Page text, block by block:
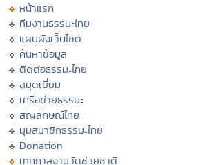
หน้าแรก
ทีมงานธรรมะไทย
แผนผังเว็บไซต์
ค้นหาข้อมูล
ติดต่อธรรมะไทย
สมุดเยี่ยม
เครือข่ายธรรมะ
สัญลักษณ์ไทย
มุมสมาชิกธรรมะไทย
Donation
เทศกาลงานวัดช่วยชาติ